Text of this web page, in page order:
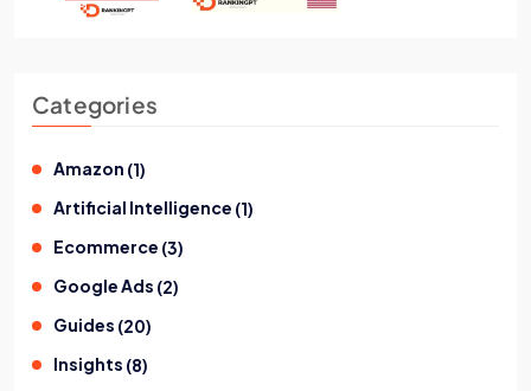
Categories
Amazon (1)
Artificial Intelligence (1)
Ecommerce (3)
Google Ads (2)
Guides (20)
Insights (8)